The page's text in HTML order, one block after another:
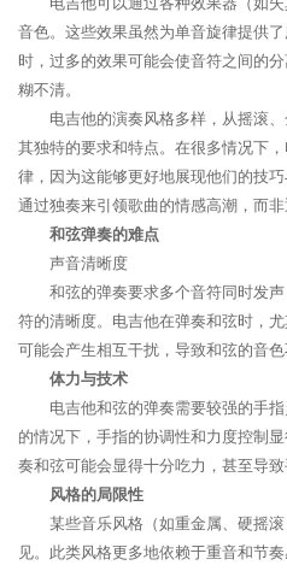
音色。这些效果虽然为单音旋律提供
时，过多的效果可能会使音符之间的
糊不清。
电吉他的演奏风格多样，从摇滚
其独特的要求和特点。在很多情况下
律，因为这能够更好地展现他们的技
通过独奏来引领歌曲的情感高潮，而非
和弦弹奏的难点
声音清晰度
和弦的弹奏要求多个音符同时发
符的清晰度。电吉他在弹奏和弦时，
可能会产生相互干扰，导致和弦的音色
体力与技术
电吉他和弦的弹奏需要较强的手
的情况下，手指的协调性和力度控制
奏和弦可能会显得十分吃力，甚至导致
风格的局限性
某些音乐风格（如重金属、硬摇
见。此类风格更多地依赖于重音和节